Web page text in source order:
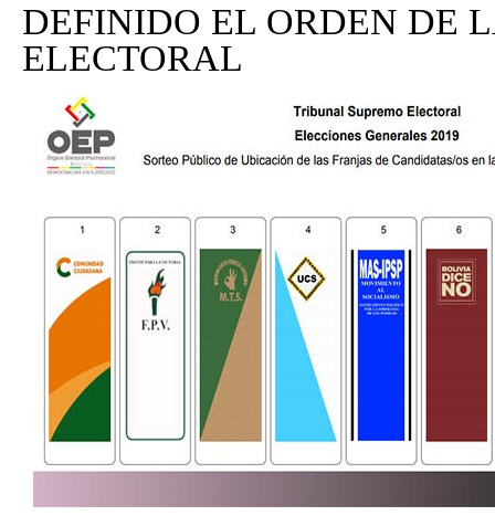
DEFINIDO EL ORDEN DE
ELECTORAL